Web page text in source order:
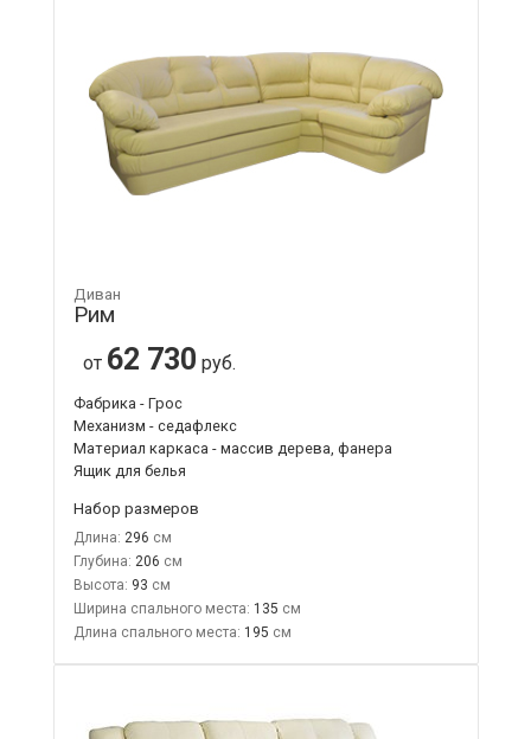
Диван
Рим
от 62 730 руб.
Фабрика - Грос
Механизм - седафлекс
Материал каркаса - массив дерева, фанера
Ящик для белья
Набор размеров
Длина: 296
Глубина: 206
Высота: 93
Ширина спального места: 135
Длина спального места: 195